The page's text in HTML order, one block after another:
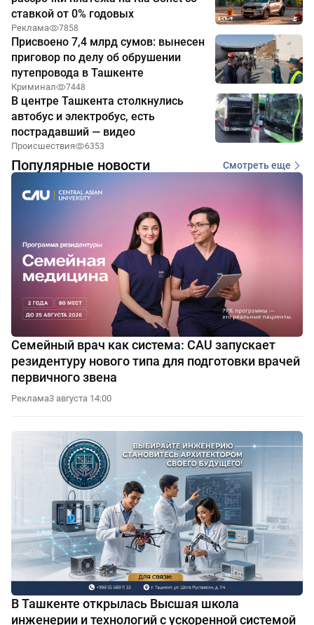
ставкой от 0% годовых
Реклама 7858
Присвоено 7,4 млрд сумов: вынесен
приговор по делу об обрушении
путепровода в Ташкенте
Криминал 7448
В центре Ташкента столкнулись
автобус и электробус, есть
пострадавший — видео
Происшествия 6353
Популярные новости Смотреть еще
Семейный врач как система: CAU запускает
резидентуру нового типа для подготовки врачей
первичного звена
Реклама3 августа 14:00
В Ташкенте открылась Высшая школа
инженерии и технологий с ускоренной системой